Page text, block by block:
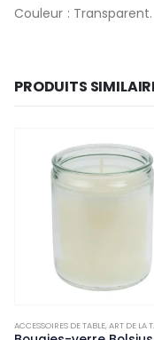
Couleur : Transparent.
PRODUITS
ACCESSOIRES DE TABLE,ART DE LA